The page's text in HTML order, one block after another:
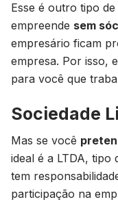
Esse é outro tipo
empreende sem
empresário ficam
empresa. Por isso,
para você que
Sociedade
Mas se você
ideal é a LTDA, tipo
tem
participação na